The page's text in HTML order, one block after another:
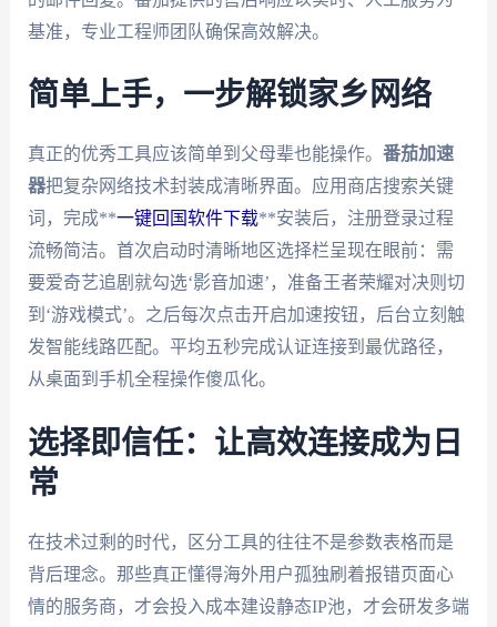
基准，专业工程师团队确保高效解决。
简单上手，一步解锁家乡网络
真正的优秀工具应该简单到父母辈也能操作。 番茄加速
器把复杂网络技术封装成清晰界面。应用商店搜索关键
词，完成**一键回国软件下载**安装后，注册登录过程
流畅简洁。首次启动时清晰地区选择栏呈现在眼前：需
要爱奇艺追剧就勾选‘影音加速’，准备王者荣耀对决则切
到‘游戏模式’。之后每次点击开启加速按钮，后台立刻触
发智能线路匹配。平均五秒完成认证连接到最优路径，
从桌面到手机全程操作傻瓜化。
选择即信任：让高效连接成为日
常
在技术过剩的时代，区分工具的往往不是参数表格而是
背后理念。那些真正懂得海外用户孤独刷着报错页面心
情的服务商，才会投入成本建设静态IP池，才会研发多端